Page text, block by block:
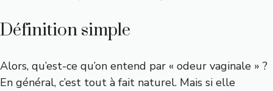
Définition simple
Alors, qu’est-ce qu’on entend par « odeur vaginale » ?
En général, c’est tout à fait naturel. Mais si elle